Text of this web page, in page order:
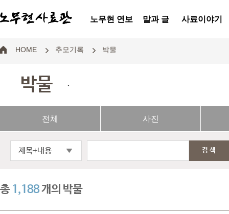
노무현 연보 말과 글 사료이야기
HOME 추모기록 박물
박물 .
전체 사진
제목+내용 검색
총1,188개의 박물